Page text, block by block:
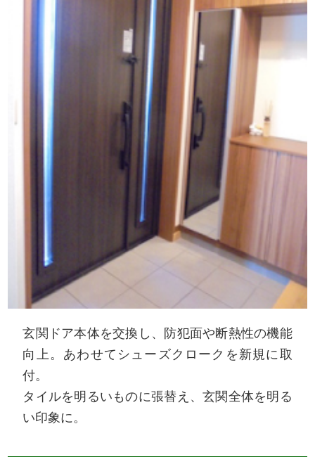
玄関ドア本体を交換し、防犯面や断熱性の機能
向上。あわせてシューズクロークを新規に取
付。
タイルを明るいものに張替え、玄関全体を明る
い印象に。